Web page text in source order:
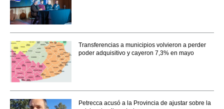
Transferencias a municipios volvieron a perder
poder adquisitivo y cayeron 7,3% en mayo
Petrecca acusó a la Provincia de ajustar sobre la